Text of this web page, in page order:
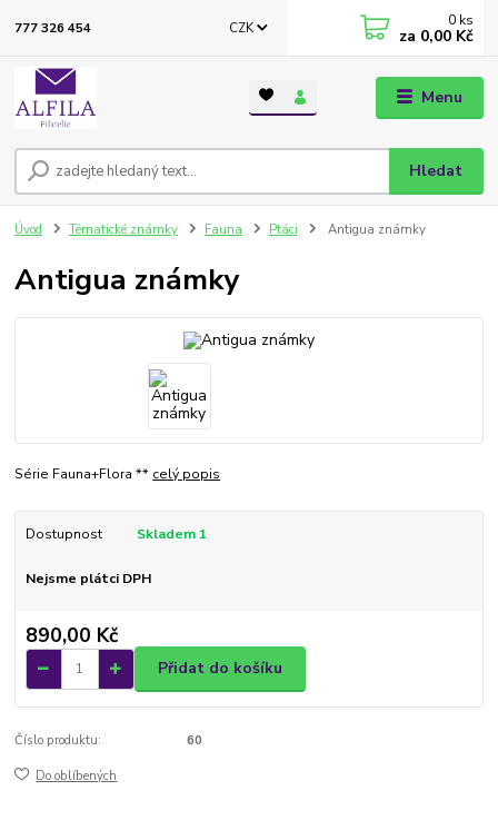
Menu
CZK
Hledat
777 326 454 0 ks
za 0,00 Kč
Úvod Tématické známky Fauna Ptáci Antigua známky
Antigua známky
Série Fauna+Flora ** celý popis
Dostupnost Skladem 1
Nejsme plátci DPH
890,00 Kč
Přidat do košíku
Číslo produktu: 60
Do oblíbených